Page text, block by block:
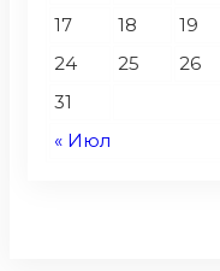
« Июл
17
18 19
24
25 26
31